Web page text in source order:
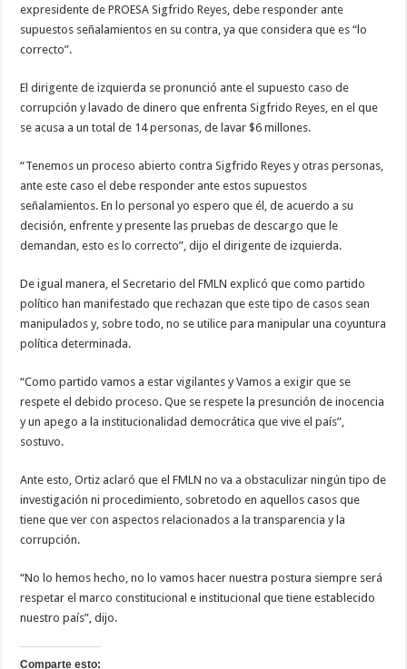
expresidente de PROESA Sigfrido Reyes, debe responder ante
supuestos señalamientos en su contra, ya que considera que es “lo
correcto”.
El dirigente de izquierda se pronunció ante el supuesto caso de
corrupción y lavado de dinero que enfrenta Sigfrido Reyes, en el que
se acusa a un total de 14 personas, de lavar $6 millones.
“Tenemos un proceso abierto contra Sigfrido Reyes y otras personas,
ante este caso el debe responder ante estos supuestos
señalamientos. En lo personal yo espero que él, de acuerdo a su
decisión, enfrente y presente las pruebas de descargo que le
demandan, esto es lo correcto”, dijo el dirigente de izquierda.
De igual manera, el Secretario del FMLN explicó que como partido
político han manifestado que rechazan que este tipo de casos sean
manipulados y, sobre todo, no se utilice para manipular una coyuntura
política determinada.
“Como partido vamos a estar vigilantes y Vamos a exigir que se
respete el debido proceso. Que se respete la presunción de inocencia
y un apego a la institucionalidad democrática que vive el país”,
sostuvo.
Ante esto, Ortiz aclaró que el FMLN no va a obstaculizar ningún tipo de
investigación ni procedimiento, sobretodo en aquellos casos que
tiene que ver con aspectos relacionados a la transparencia y la
corrupción.
“No lo hemos hecho, no lo vamos hacer nuestra postura siempre será
respetar el marco constitucional e institucional que tiene establecido
nuestro país”, dijo.
Comparte esto: